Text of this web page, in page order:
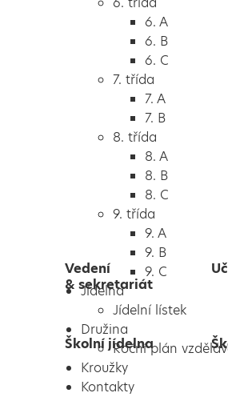
6. A
6. B
6. C
7. třída
7. A
7. B
8. třída
8. A
8. B
8. C
9. třída
9. A
9. B
9. C
Jídelna
Jídelní lístek
Družina
Roční plán
Kroužky
Kontakty
Vedení
& sekretariát
Školní jídelna